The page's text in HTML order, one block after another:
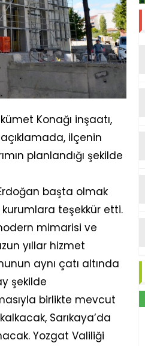
Konağı inşaatı,
ilçenin
planlandığı şekilde
başta olmak
teşekkür etti.
mimarisi ve
yıllar hizmet
aynı çatı altında
şekilde
birlikte mevcut
Sarıkaya’da
Yozgat Valiliği